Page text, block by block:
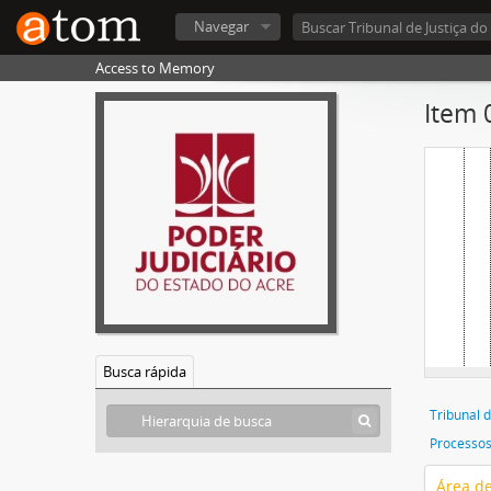
Navegar
Access to Memory
Busca rápida
Item
Tribunal
Área